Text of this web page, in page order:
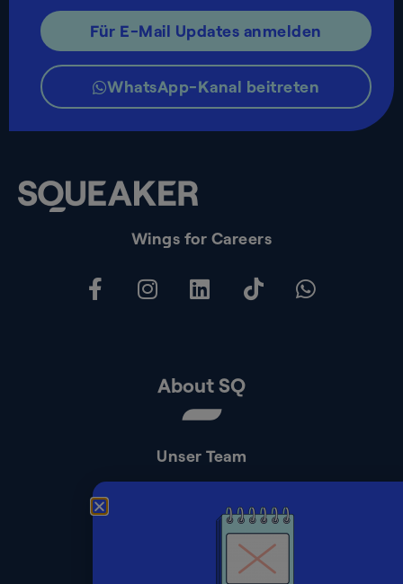
Wings for Careers
About SQ
Unser Team
Presse
Impressum
Für E-Mail Updates anmelden
WhatsApp-Kanal beitreten